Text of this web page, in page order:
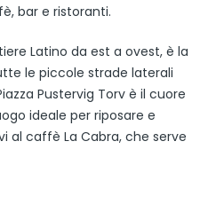
bar e ristoranti.
Latino da est a ovest, è la
le piccole strade laterali
Pustervig Torv è il cuore
ideale per riposare e
al caffè La Cabra, che serve